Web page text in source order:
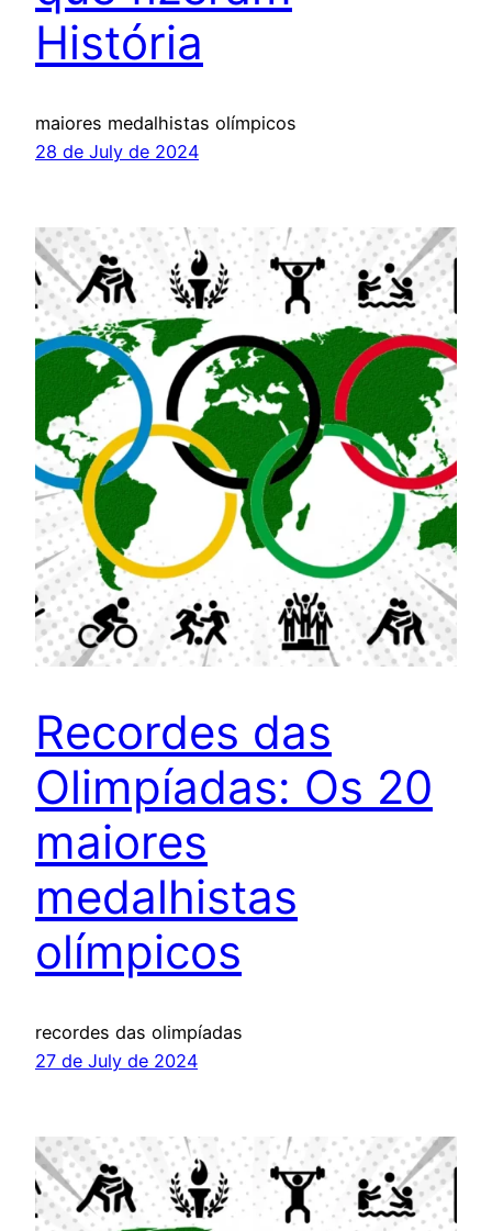
História
maiores medalhistas olímpicos
28 de July de 2024
Recordes das
Olimpíadas: Os 20
maiores
medalhistas
olímpicos
recordes das olimpíadas
27 de July de 2024